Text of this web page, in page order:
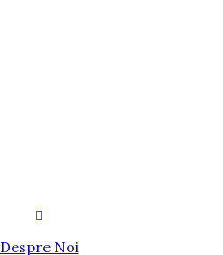
Despre Noi